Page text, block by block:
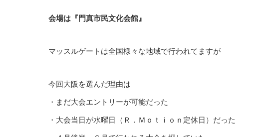
会場は『門真市民文化会館』
マッスルゲートは全国様々な地域で行われてますが
今回大阪を選んだ理由は
・まだ大会エントリーが可能だった
・大会当日が水曜日（Ｒ．Ｍｏｔｉｏｎ定休日）だった